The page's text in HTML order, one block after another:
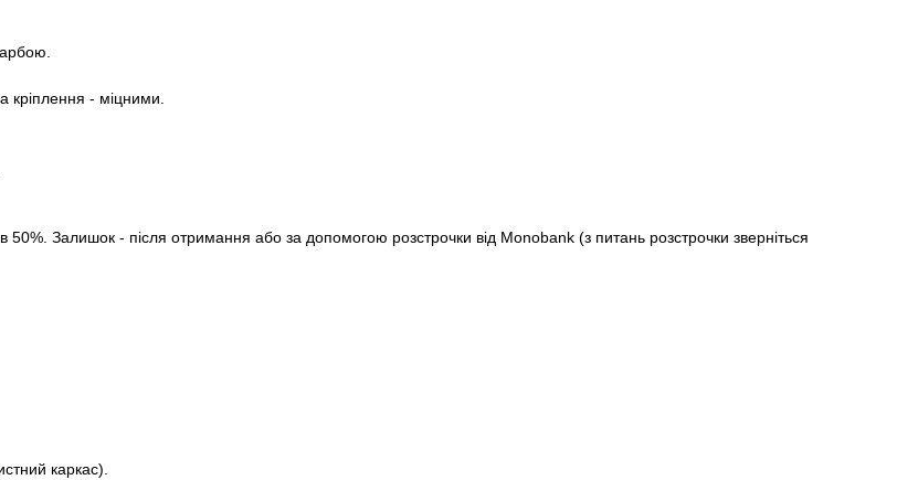
кріплення - міцними.
Залишок - після отримання або за допомогою розстрочки від Monobank (з питань розстрочки зверніться
каркас).